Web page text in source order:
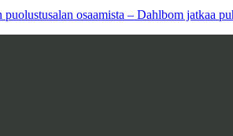
osaamista – Dahlbom jatkaa